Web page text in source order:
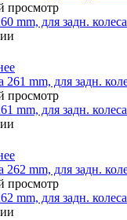
просмотр
mm, для задн.
просмотр
mm, для задн.
просмотр
mm, для задн.